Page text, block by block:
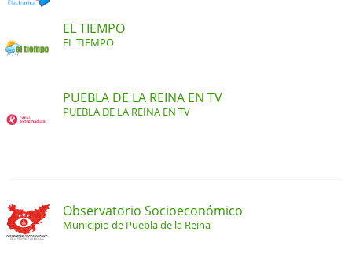
EL TIEMPO
EL TIEMPO
PUEBLA DE LA REINA EN TV
PUEBLA DE LA REINA EN TV
Observatorio Socioeconómico
Municipio de Puebla de la Reina